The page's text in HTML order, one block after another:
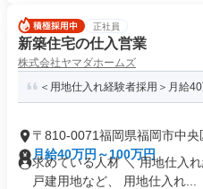
正社員
新築住宅の仕入営業
株式会社ヤマダホームズ
＜用地仕入れ経験者採用＞月給
〒810-0071福岡県福岡市中央
月給40万円～100万円
求めている人材 ＼ 用地仕入
戸建用地など、 用地仕入れ...